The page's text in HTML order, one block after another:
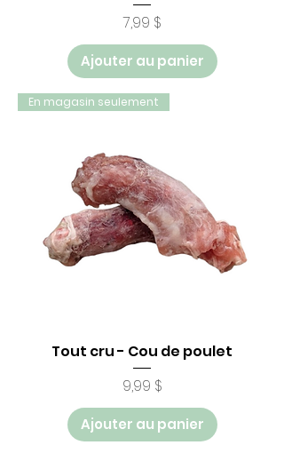
Prix
7,99 $
Ajouter au panier
En magasin seulement
Tout cru - Cou de poulet
Prix
9,99 $
Ajouter au panier